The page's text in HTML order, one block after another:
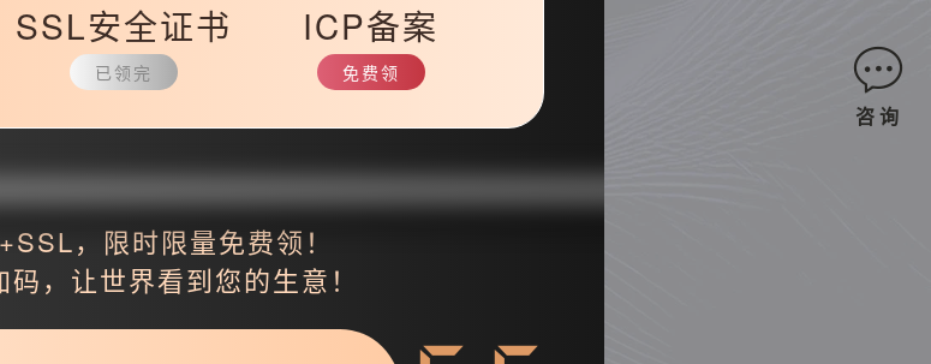
返回列表
咨 询
SSL安全证书
已领完
ICP备案
免费领
，限时限量免费领！
，让世界看到您的生意！